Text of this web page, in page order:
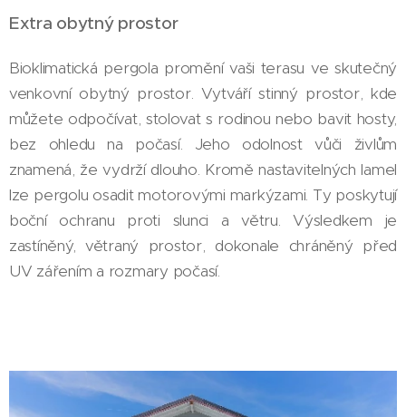
Extra obytný prostor
Bioklimatická pergola promění vaši terasu ve skutečný
venkovní obytný prostor. Vytváří stinný prostor, kde
můžete odpočívat, stolovat s rodinou nebo bavit hosty,
bez ohledu na počasí. Jeho odolnost vůči živlům
znamená, že vydrží dlouho. Kromě nastavitelných lamel
lze pergolu osadit motorovými markýzami. Ty poskytují
boční ochranu proti slunci a větru. Výsledkem je
zastíněný, větraný prostor, dokonale chráněný před
UV zářením a rozmary počasí.